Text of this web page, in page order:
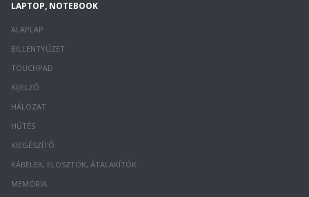
LAPTOP, NOTEBOOK
ALAPLAP
BILLENTYŰZET
TOUCHPAD
KIJELZŐ
HÁLÓZAT
HŰTÉS
KIEGÉSZÍTŐ
KÁBELEK, ELOSZTÓK, ÁTALAKÍTÓK
MEMÓRIA